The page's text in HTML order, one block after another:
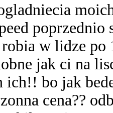
poprzednio
w lidze po
jak ci na
ich!! bo jak
cena??